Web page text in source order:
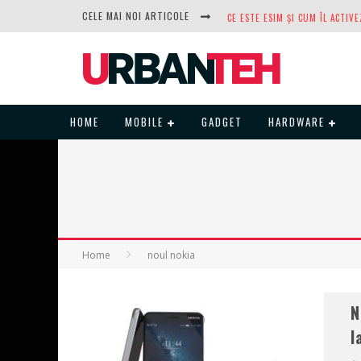
CELE MAI NOI ARTICOLE
DUPĂ ANI DE REFUZURI,
HOME MOBILE GADGET HARDWARE
Home noul nokia